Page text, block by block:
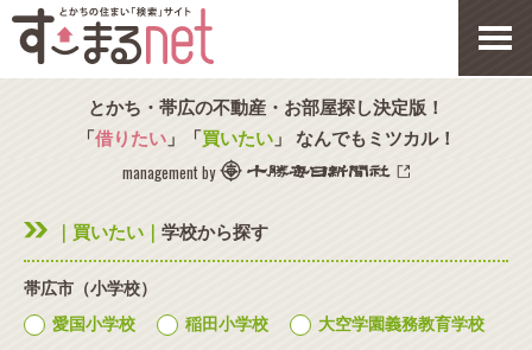
とかち・帯広の不動産・お部屋探し決定版！
「借りたい」「買いたい」 なんでもミツカル！
management by
｜買いたい｜ 学校から探す
帯広市（小学校）
愛国小学校
稲田小学校
大空学園義務教育学校